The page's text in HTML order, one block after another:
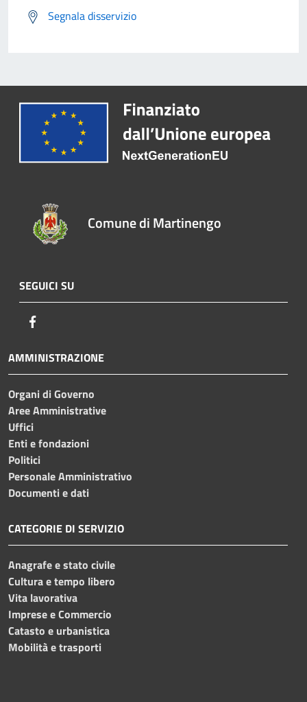
Segnala disservizio
Comune di Martinengo
SEGUICI SU
AMMINISTRAZIONE
Organi di Governo
Aree Amministrative
Uffici
Enti e fondazioni
Politici
Personale Amministrativo
Documenti e dati
CATEGORIE DI SERVIZIO
Anagrafe e stato civile
Cultura e tempo libero
Vita lavorativa
Imprese e Commercio
Catasto e urbanistica
Mobilità e trasporti